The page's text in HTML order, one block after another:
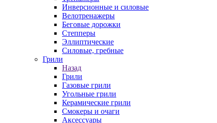
Инверсионные и силовые
Велотренажеры
Беговые дорожки
Степперы
Эллиптические
Силовые, гребные
Грили
Назад
Грили
Газовые грили
Угольные грили
Керамические грили
Смокеры и очаги
Аксессуары